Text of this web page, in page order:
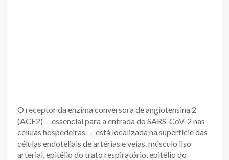
O receptor da enzima conversora de angiotensina 2
(ACE2) – essencial para a entrada do SARS-CoV-2 nas
células hospedeiras – está localizada na superfície das
células endoteliais de artérias e veias, músculo liso
arterial, epitélio do trato respiratório, epitélio do